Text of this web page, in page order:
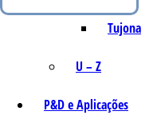
Tujona
U – Z
P&D e Aplicações